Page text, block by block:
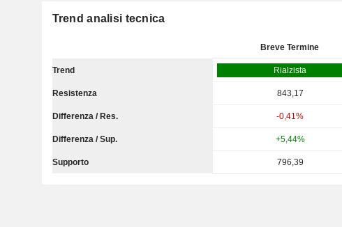
Trend analisi tecnica
Breve Termine
Trend Rialzista
Resistenza 843,17
Differenza / Res. -0,41%
Differenza / Sup. +5,44%
Supporto 796,39